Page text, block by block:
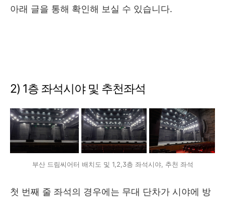
아래 글을 통해 확인해 보실 수 있습니다.
2) 1층 좌석시야 및 추천좌석
부산 드림씨어터 배치도 및 1,2,3층 좌석시야, 추천 좌석
첫 번째 줄 좌석의 경우에는 무대 단차가 시야에 방